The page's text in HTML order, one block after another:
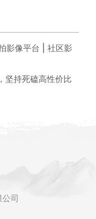
影像平台 | 社区影
坚持死磕高性价比
司